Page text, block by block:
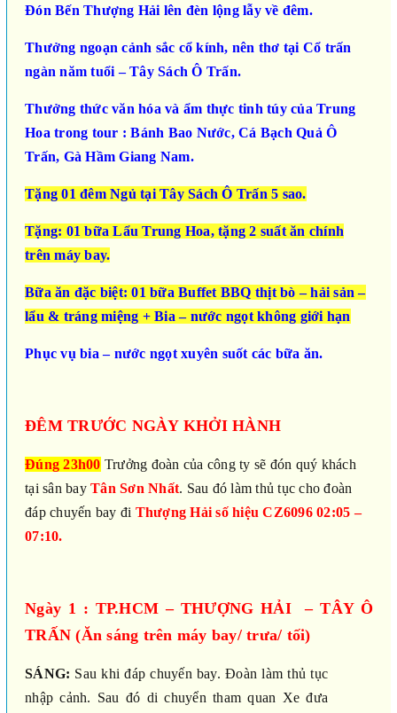
Đón Bến Thượng Hải lên đèn lộng lẫy về đêm.
Thưởng ngoạn cảnh sắc cổ kính, nên thơ tại Cổ trấn
ngàn năm tuổi – Tây Sách Ô Trấn.
Thưởng thức văn hóa và ẩm thực tinh túy của Trung
Hoa trong tour : Bánh Bao Nước, Cá Bạch Quả Ô
Trấn, Gà Hầm Giang Nam.
Tặng 01 đêm Ngủ tại Tây Sách Ô Trấn 5 sao.
Tặng: 01 bữa Lẩu Trung Hoa, tặng 2 suất ăn chính
trên máy bay.
Bữa ăn đặc biệt: 01 bữa Buffet BBQ thịt bò – hải sản –
lẩu & tráng miệng + Bia – nước ngọt không giới hạn
Phục vụ bia – nước ngọt xuyên suốt các bữa ăn.
ĐÊM TRƯỚC NGÀY KHỞI HÀNH
Đúng 23h00 Trưởng đoàn của công ty sẽ đón quý khách
tại sân bay Tân Sơn Nhất. Sau đó làm thủ tục cho đoàn
đáp chuyến bay đi Thượng Hải số hiệu CZ6096 02:05 –
07:10.
Ngày 1 : TP.HCM – THƯỢNG HẢI – TÂY Ô
TRẤN (Ăn sáng trên máy bay/ trưa/ tối)
SÁNG: Sau khi đáp chuyến bay. Đoàn làm thủ tục
nhập cảnh. Sau đó di chuyển tham quan Xe đưa